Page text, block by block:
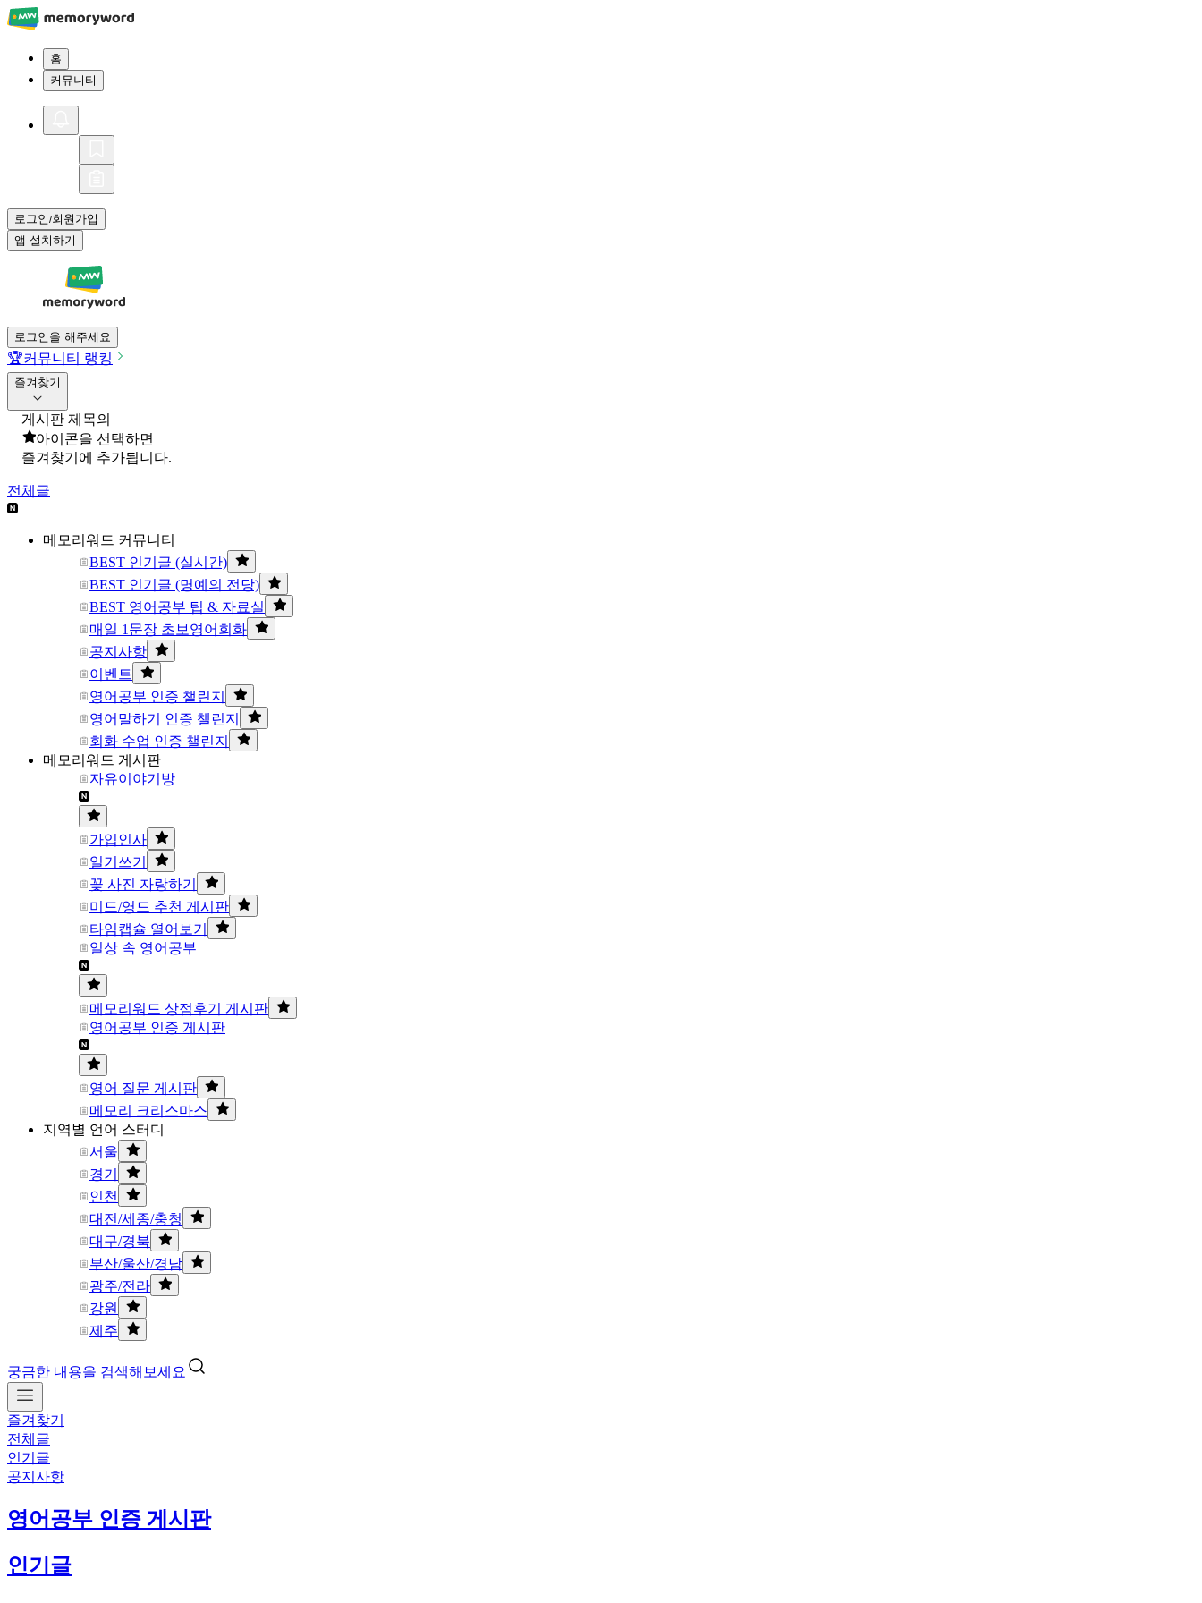
홈
커뮤니티
로그인/회원가입
앱 설치하기
로그인을 해주세요
🏆커뮤니티 랭킹
즐겨찾기
게시판 제목의
아이콘을 선택하면
즐겨찾기에 추가됩니다.
전체글
메모리워드 커뮤니티
BEST 인기글 (실시간)
BEST 인기글 (명예의 전당)
BEST 영어공부 팁 & 자료실
매일 1문장 초보영어회화
공지사항
이벤트
영어공부 인증 챌린지
영어말하기 인증 챌린지
회화 수업 인증 챌린지
메모리워드 게시판
자유이야기방
가입인사
일기쓰기
꽃 사진 자랑하기
미드/영드 추천 게시판
타임캡슐 열어보기
일상 속 영어공부
메모리워드 상점후기 게시판
영어공부 인증 게시판
영어 질문 게시판
메모리 크리스마스
지역별 언어 스터디
서울
경기
인천
대전/세종/충청
대구/경북
부산/울산/경남
광주/전라
강원
제주
궁금한 내용을 검색해보세요
즐겨찾기
전체글
인기글
공지사항
영어공부 인증 게시판
인기글